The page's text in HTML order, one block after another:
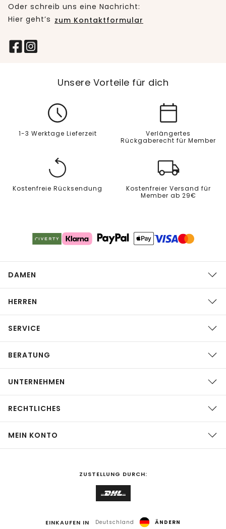
Oder schreib uns eine Nachricht:
Hier geht’s zum Kontaktformular
Unsere Vorteile für dich
1-3 Werktage Lieferzeit
Verlängertes
Rückgaberecht für Member
Kostenfreie Rücksendung
Kostenfreier Versand für
Member ab 29€
DAMEN
HERREN
SERVICE
BERATUNG
UNTERNEHMEN
RECHTLICHES
MEIN KONTO
ZUSTELLUNG DURCH:
EINKAUFEN IN Deutschland ÄNDERN